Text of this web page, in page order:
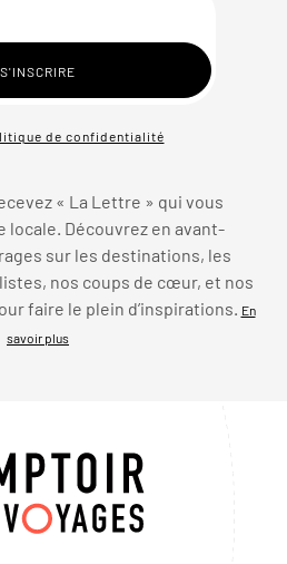
de confidentialité
« La Lettre » qui vous
locale. Découvrez en avant-
sur les destinations, les
nos coups de cœur, et nos
faire le plein d’inspirations.
En
savoir plus